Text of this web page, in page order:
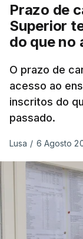
Prazo de
Superior
do que no
O prazo de
acesso ao
inscritos do
passado.
Lusa / 6 Agosto